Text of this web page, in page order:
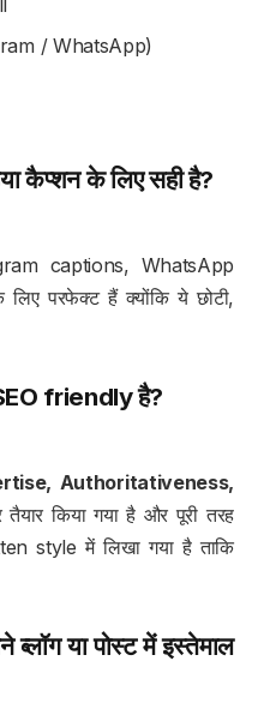
/ WhatsApp)
कैप्शन के लिए सही है?
captions, WhatsApp
परफेक्ट हैं क्योंकि ये छोटी,
friendly है?
Authoritativeness,
किया गया है और पूरी तरह
style में लिखा गया है ताकि
ब्लॉग या पोस्ट में इस्तेमाल